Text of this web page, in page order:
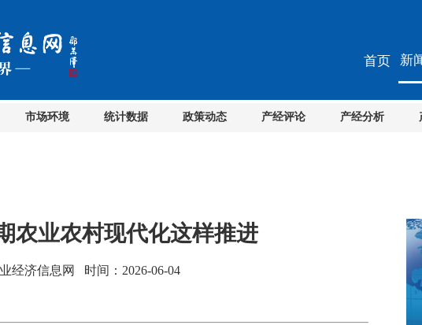
首页 新
市场环境 统计数据 政策动态 产经评论 产经分析
农业农村现代化这样推进
经济信息网 时间：2026-06-04